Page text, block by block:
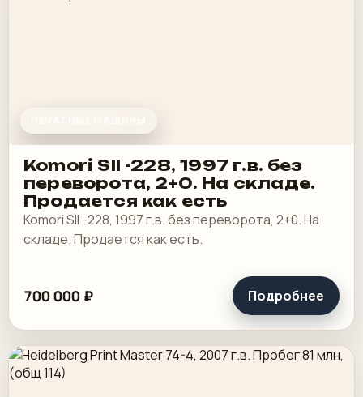
Komori SII -228, 1997 г.в. без
переворота, 2+0. На складе.
Продается как есть
Komori SII -228, 1997 г.в. без переворота, 2+0. На
складе. Продается как есть.
700 000 ₽ Подробнее